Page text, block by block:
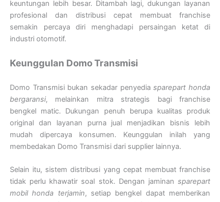
keuntungan lebih besar. Ditambah lagi, dukungan layanan
profesional dan distribusi cepat membuat franchise
semakin percaya diri menghadapi persaingan ketat di
industri otomotif.
Keunggulan Domo Transmisi
Domo Transmisi bukan sekadar penyediasparepart honda
bergaransi, melainkan mitra strategis bagi franchise
bengkel matic. Dukungan penuh berupa kualitas produk
original dan layanan purna jual menjadikan bisnis lebih
mudah dipercaya konsumen. Keunggulan inilah yang
membedakan Domo Transmisi dari supplier lainnya.
Selain itu, sistem distribusi yang cepat membuat franchise
tidak perlu khawatir soal stok. Dengan jaminan sparepart
mobil honda terjamin, setiap bengkel dapat memberikan